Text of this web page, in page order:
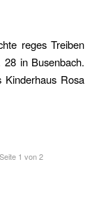
reges Treiben
in Busenbach.
Rosa
Seite 1 von 2